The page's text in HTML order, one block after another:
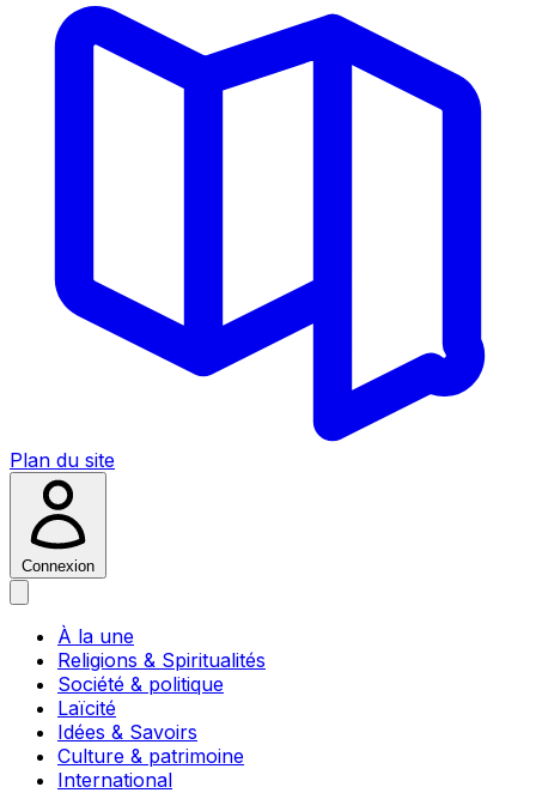
Plan du site
Connexion
À la une
Religions & Spiritualités
Société & politique
Laïcité
Idées & Savoirs
Culture & patrimoine
International